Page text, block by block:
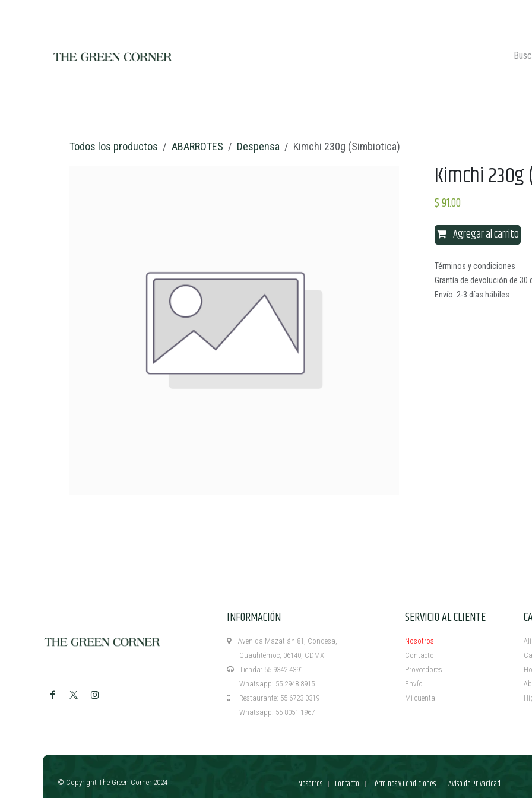
Todos los productos ABARROTES Despensa Kimchi 230g (Simbiotica)
Kimchi
$91.00
Agregar al carrito
Términos y condiciones
Grantía de devolución de 30
Envío: 2-3 días hábiles
INFORMACIÓN
Avenida Mazatlán 81, Condesa,
Cuauhtémoc, 06140, CDMX.
Tienda: 55 9342 4391
Whatsapp: 55 2948 8915
Restaurante: 55 6723 0319
Whatsapp: 55 8051 1967
SERVICIO AL CLIENTE
Nosotros
Contacto
Proveedores
Envío
Mi cuenta ​
Nosotros | Contacto | Términos y Condiciones | Aviso de Privacidad
© Copyright The Green Corner 2024